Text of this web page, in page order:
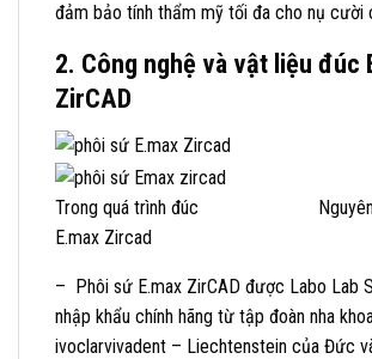
đảm bảo tính thẩm mỹ tối đa cho nụ cười
2. Công nghệ và vật liệu đúc
ZirCAD
Trong quá trình đúc Nguyên
E.max Zircad
– Phôi sứ E.max ZirCAD được Labo Lab
nhập khẩu chính hãng từ tập đoàn nha
ivoclarvivadent – Liechtenstein của Đức